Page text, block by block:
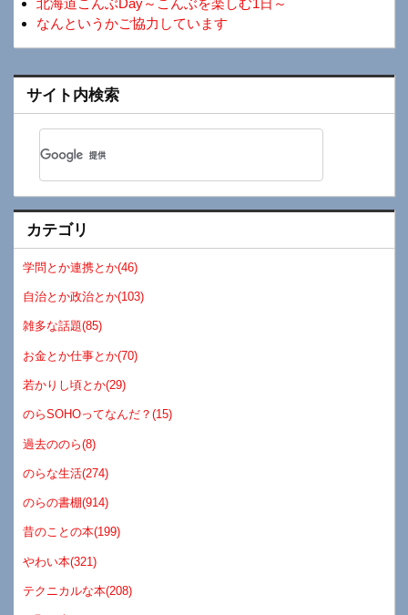
北海道こんぶDay～こんぶを楽しむ1日～
なんというかご協力しています
サイト内検索
カテゴリ
学問とか連携とか(46)
自治とか政治とか(103)
雑多な話題(85)
お金とか仕事とか(70)
若かりし頃とか(29)
のらSOHOってなんだ？(15)
過去ののら(8)
のらな生活(274)
のらの書棚(914)
昔のことの本(199)
やわい本(321)
テクニカルな本(208)